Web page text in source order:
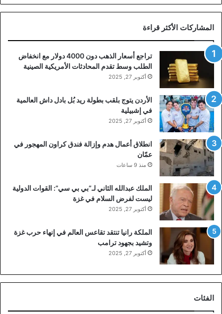
المشاركات الأكثر قراءة
تراجع أسعار الذهب دون 4000 دولار مع انخفاض
الطلب وسط تقدم المحادثات الأمريكية الصينية
أكتوبر 27, 2025
الأردن يتوج بلقب بطولة ريد بُل بادل داش العالمية
في إشبيلية
أكتوبر 27, 2025
انطلاق أعمال هدم وإزالة فندق كراون المهجور في
عمّان
منذ 9 ساعات
الملك عبدالله الثاني لـ”بي بي سي”: القوات الدولية
ليست لفرض السلام في غزة
أكتوبر 27, 2025
الملكة رانيا تنتقد تقاعس العالم في إنهاء حرب غزة
وتشيد بجهود ترامب
أكتوبر 27, 2025
الفئات